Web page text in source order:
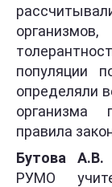
популяции
определяли
организма
правила
Бутова А.В.
РУМО